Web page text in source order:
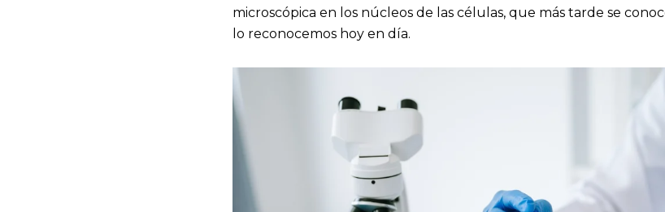
microscópica en los núcleos de las células, que más tarde se
lo reconocemos hoy en día.